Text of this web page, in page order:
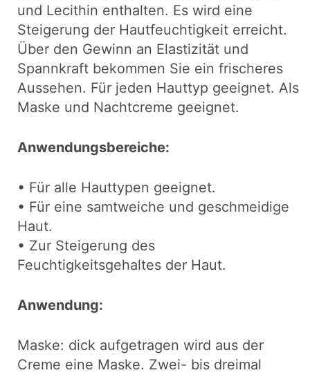
und Lecithin enthalten. Es wird eine
Steigerung der Hautfeuchtigkeit erreicht.
Über den Gewinn an Elastizität und
Spannkraft bekommen Sie ein frischeres
Aussehen. Für jeden Hauttyp geeignet. Als
Maske und Nachtcreme geeignet.
Anwendungsbereiche:
• Für alle Hauttypen geeignet.
• Für eine samtweiche und geschmeidige
Haut.
• Zur Steigerung des
Feuchtigkeitsgehaltes der Haut.
Anwendung:
Maske: dick aufgetragen wird aus der
Creme eine Maske. Zwei- bis dreimal